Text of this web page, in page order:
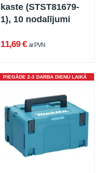
kaste (STST81679-
1), 10 nodalījumi
11,69 € ar PVN
PIEGĀDE 2-3 DARBA DIENU LAIKĀ